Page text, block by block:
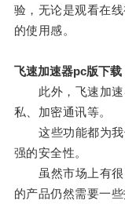
验，无论是观看在
的使用感。
飞速加速器pc版下载
此外，飞速加速
私、加密通讯等。
这些功能都为我
强的安全性。
虽然市场上有很
的产品仍然需要一些